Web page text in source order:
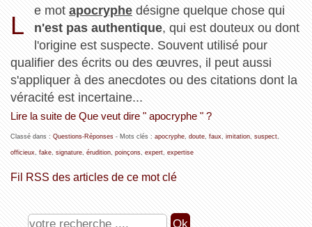
L
e motapocryphe désigne quelque chose qui
n'est pas authentique, qui est douteux ou dont
l'origine est suspecte. Souvent utilisé pour
qualifier des écrits ou des œuvres, il peut aussi
s'appliquer à des anecdotes ou des citations dont la
véracité est incertaine...
Lire la suite de Que veut dire " apocryphe " ?
Classé dans : Questions-Réponses- Mots clés : apocryphe, doute, faux imitation, suspect,
officieux fake, signature, érudition, poinçons, expert, expertise
Fil RSS des articles de ce mot clé